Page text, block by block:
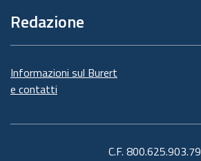
Redazione
Informazioni sul Burert
e contatti
C.F. 800.625.903.79